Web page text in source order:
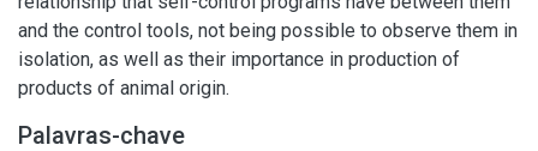
and the control tools, not being possible to observe them in
isolation, as well as their importance in production of
products of animal origin.
Palavras-chave